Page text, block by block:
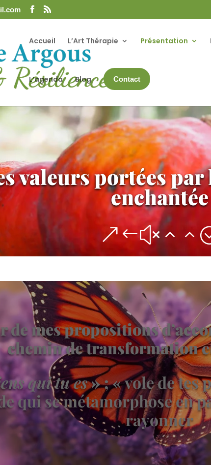
Accueil L’Art Thérapie Présentation
L’agenda Blog Contact
valeurs portées
enchantée
de mes propositions
chemin de transformation
qui tu es» ;« vole de tes
qui se métamorphose en
rayonner